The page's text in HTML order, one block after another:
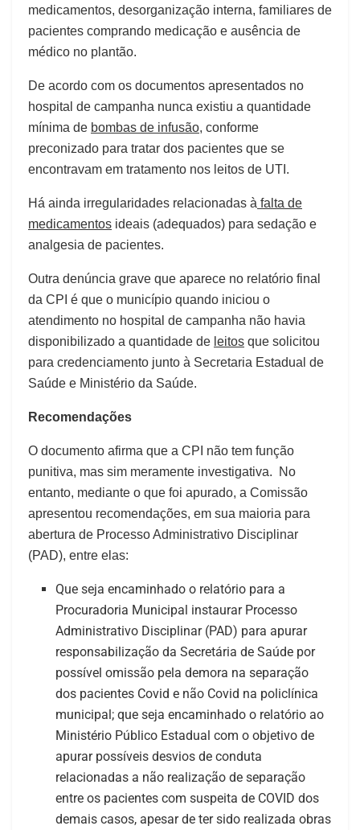
medicamentos, desorganização interna, familiares de
pacientes comprando medicação e ausência de
médico no plantão.
De acordo com os documentos apresentados no
hospital de campanha nunca existiu a quantidade
mínima de bombas de infusão, conforme
preconizado para tratar dos pacientes que se
encontravam em tratamento nos leitos de UTI.
Há ainda irregularidades relacionadas à falta de
medicamentos ideais (adequados) para sedação e
analgesia de pacientes.
Outra denúncia grave que aparece no relatório final
da CPI é que o município quando iniciou o
atendimento no hospital de campanha não havia
disponibilizado a quantidade de leitos que solicitou
para credenciamento junto à Secretaria Estadual de
Saúde e Ministério da Saúde.
Recomendações
O documento afirma que a CPI não tem função
punitiva, mas sim meramente investigativa. No
entanto, mediante o que foi apurado, a Comissão
apresentou recomendações, em sua maioria para
abertura de Processo Administrativo Disciplinar
(PAD), entre elas:
Que seja encaminhado o relatório para a
Procuradoria Municipal instaurar Processo
Administrativo Disciplinar (PAD) para apurar
responsabilização da Secretária de Saúde por
possível omissão pela demora na separação
dos pacientes Covid e não Covid na policlínica
municipal; que seja encaminhado o relatório ao
Ministério Público Estadual com o objetivo de
apurar possíveis desvios de conduta
relacionadas a não realização de separação
entre os pacientes com suspeita de COVID dos
demais casos, apesar de ter sido realizada obras